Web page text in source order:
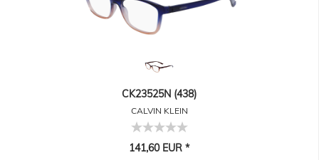
CK23525N (438)
CALVIN KLEIN
141,60 EUR *